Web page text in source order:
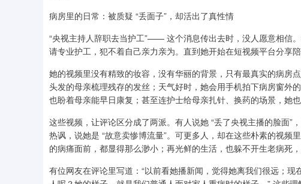
病房里的日常：被质疑 “丢面子”，却活出了真性情
“央视主持人辞职去当护工”—— 这个消息传出去时，没人愿意相信
请专业护工，犯不着自己亲力亲为。直到她开始在短视频平台分享
她的视频里没有精致的妆容，没有华丽的背景，只有最真实的病房
头发的母亲梳理残存的发丝；天气好时，她会用手机拍下病房窗外
也盼着母亲能早日康复；甚至连护士给母亲扎针、换药的场景，她
这些视频，让评论区分成了两派。有人说她 “丢了央视主播的脸面”
热讽，说她是 “故意卖惨博流量”。可更多人，却在这些朴素的视
的病痛面前，都显得那么渺小；再光鲜的生活，也躲不开生老病死
有位网友在评论里写道：“以前看她播新闻，觉得她离我们很远；